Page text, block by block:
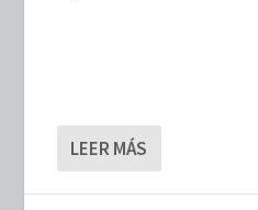
LEER MÁS